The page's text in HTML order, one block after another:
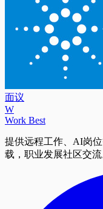
面议
W
Work Best
提供远程工作、AI岗
载，职业发展社区交流